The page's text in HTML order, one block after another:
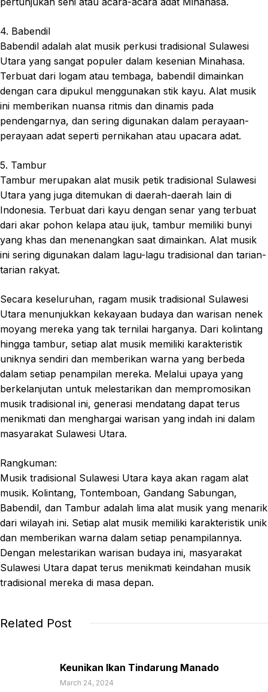
4. Babendil
Babendil adalah alat musik perkusi tradisional Sulawesi
Utara yang sangat populer dalam kesenian Minahasa.
Terbuat dari logam atau tembaga, babendil dimainkan
dengan cara dipukul menggunakan stik kayu. Alat musik
ini memberikan nuansa ritmis dan dinamis pada
pendengarnya, dan sering digunakan dalam perayaan-
perayaan adat seperti pernikahan atau upacara adat.
5. Tambur
Tambur merupakan alat musik petik tradisional Sulawesi
Utara yang juga ditemukan di daerah-daerah lain di
Indonesia. Terbuat dari kayu dengan senar yang terbuat
dari akar pohon kelapa atau ijuk, tambur memiliki bunyi
yang khas dan menenangkan saat dimainkan. Alat musik
ini sering digunakan dalam lagu-lagu tradisional dan tarian-
tarian rakyat.
Secara keseluruhan, ragam musik tradisional Sulawesi
Utara menunjukkan kekayaan budaya dan warisan nenek
moyang mereka yang tak ternilai harganya. Dari kolintang
hingga tambur, setiap alat musik memiliki karakteristik
uniknya sendiri dan memberikan warna yang berbeda
dalam setiap penampilan mereka. Melalui upaya yang
berkelanjutan untuk melestarikan dan mempromosikan
musik tradisional ini, generasi mendatang dapat terus
menikmati dan menghargai warisan yang indah ini dalam
masyarakat Sulawesi Utara.
Rangkuman:
Musik tradisional Sulawesi Utara kaya akan ragam alat
musik. Kolintang, Tontemboan, Gandang Sabungan,
Babendil, dan Tambur adalah lima alat musik yang menarik
dari wilayah ini. Setiap alat musik memiliki karakteristik unik
dan memberikan warna dalam setiap penampilannya.
Dengan melestarikan warisan budaya ini, masyarakat
Sulawesi Utara dapat terus menikmati keindahan musik
tradisional mereka di masa depan.
Related Post
Keunikan Ikan Tindarung Manado
March 24, 2024